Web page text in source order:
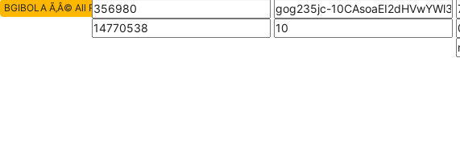
BGIBOLA Ã‚Â© All Rights Reserved